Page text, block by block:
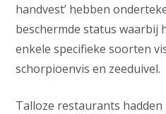
handvest’ hebben
beschermde status waarbij
enkele specifieke soorten
schorpioenvis en zeeduivel.
Talloze restaurants